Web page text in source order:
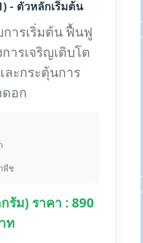
- ตัวหลักเริ่มต้น
ารเริ่มต้น ฟื้นฟู
ารเจริญเติบโต
ละกระตุ้นการ
อก
พืช
รัม) ราคา : 890
ท